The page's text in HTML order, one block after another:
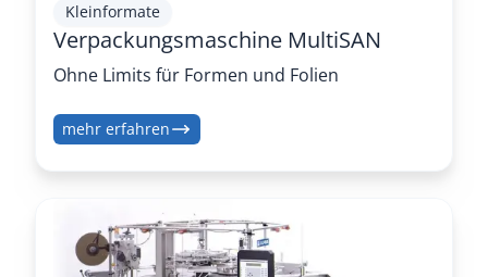
Kleinformate
Verpackungsmaschine MultiSAN
Ohne Limits für Formen und Folien
mehr erfahren